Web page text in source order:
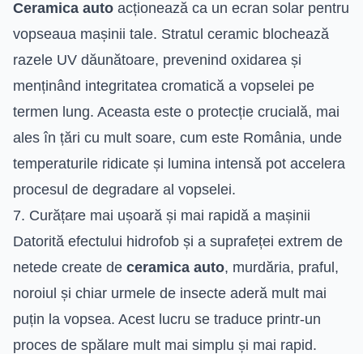
Ceramica auto acționează ca un ecran solar pentru
vopseaua mașinii tale. Stratul ceramic blochează
razele UV dăunătoare, prevenind oxidarea și
menținând integritatea cromatică a vopselei pe
termen lung. Aceasta este o protecție crucială, mai
ales în țări cu mult soare, cum este România, unde
temperaturile ridicate și lumina intensă pot accelera
procesul de degradare al vopselei.
7. Curățare mai ușoară și mai rapidă a mașinii
Datorită efectului hidrofob și a suprafeței extrem de
netede create de ceramica auto, murdăria, praful,
noroiul și chiar urmele de insecte aderă mult mai
puțin la vopsea. Acest lucru se traduce printr-un
proces de spălare mult mai simplu și mai rapid.